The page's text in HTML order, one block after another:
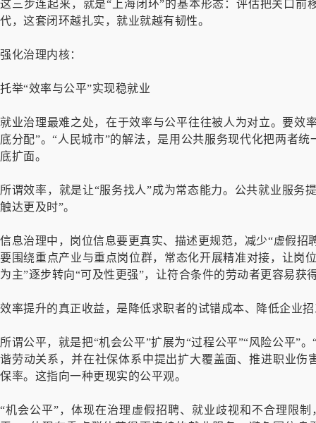
这三步连起来，就是“上海闭环”的基本形态：评估把关口
代，这套闭环越扎实，就业就越有韧性。
强化治理内核：
托举“效率与公平”实现稳就业
就业治理最难之处，在于效率与公平往往被人为对立。要效
底分配”。“人民城市”的解法，是用公共服务现代化把两者
底扩面。
所谓效率，就是让“服务找人”成为常态能力。公共就业服务
触达更及时”。
信息治理中，岗位信息要更真实、描述更规范，减少“虚假招
要围绕重点产业与重点岗位群，常态化开展精准对接，让岗
为主”逐步转向“可及性更强”，让符合条件的劳动者更容易获
效率提升的真正收益，是降低求职者的试错成本、降低企业
所谓公平，就是把“机会公平”扩展为“过程公平”“风险公平”
谐劳动关系，并在社保体系中提出扩大覆盖面、推进职业
保率。这指向一种更现实的公平观。
“机会公平”，体现在治理虚假招聘、就业歧视和不合理限